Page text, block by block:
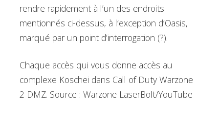
rendre rapidement à l’un des endroits
mentionnés ci-dessus, à l’exception d’Oasis,
marqué par un point d’interrogation (?).
Chaque accès qui vous donne accès au
complexe Koschei dans Call of Duty Warzone
2 DMZ. Source : Warzone LaserBolt/YouTube